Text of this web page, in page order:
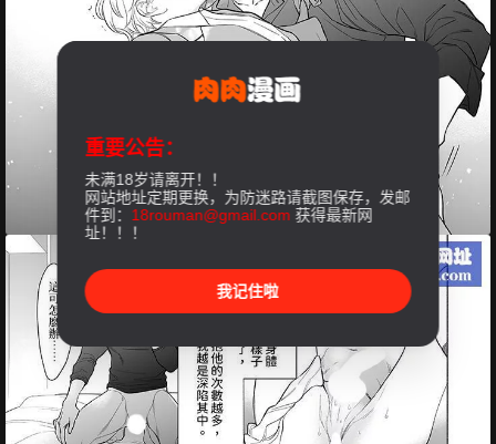
重要公告：
未满18岁请离开！！
网站地址定期更换，为防迷路请截图保存，发邮
件到： 18rouman@gmail.com 获得最新网
址！！！
我记住啦